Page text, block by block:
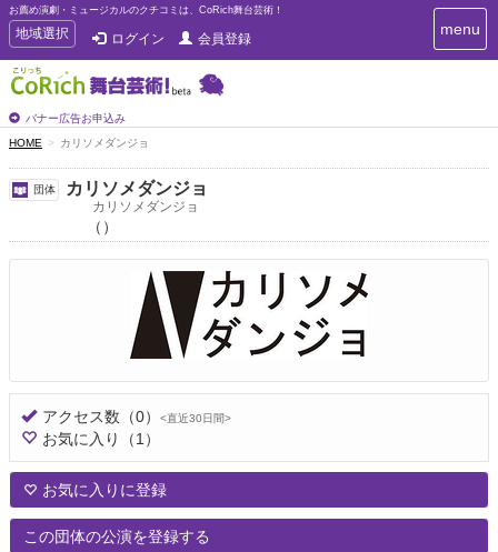
お薦め演劇・ミュージカルのクチコミは、CoRich舞台芸術！
T
o
g
g
e
n
a
v
i
a
t
地域選択 ログイン 会員登録
バナー広告お申込み
T
o
menu
HOME カリソメダンジョ
団体 カリソメダンジョ
カリソメダンジョ
（）
アクセス数 （0） <直近30日間>
お気に入り （1）
お気に入りに登録
この団体の公演を登録する